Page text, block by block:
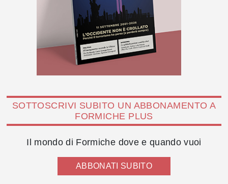
SOTTOSCRIVI SUBITO UN ABBONAMENTO A
FORMICHE PLUS
Il mondo di Formiche dove e quando vuoi
ABBONATI SUBITO